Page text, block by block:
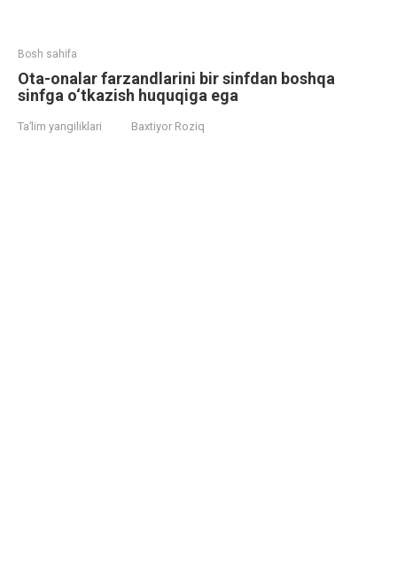
Bosh sahifa
Ota-onalar farzandlarini bir sinfdan boshqa
sinfga o‘tkazish huquqiga ega
Ta’lim yangiliklari Baxtiyor Roziq